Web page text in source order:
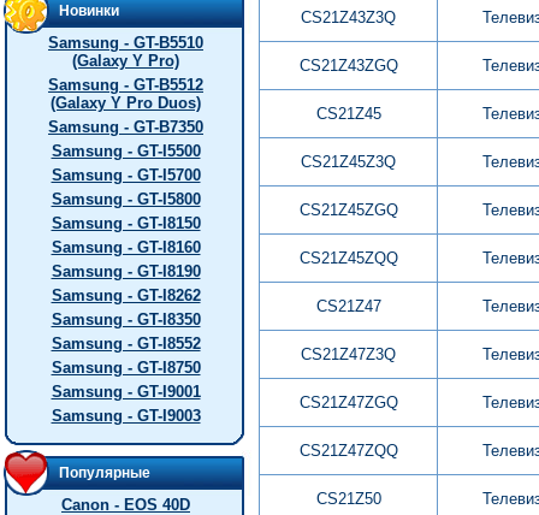
Новинки
Samsung - GT-B5510
(Galaxy Y Pro)
Samsung - GT-B5512
(Galaxy Y Pro Duos)
Samsung - GT-B7350
Samsung - GT-I5500
Samsung - GT-I5700
Samsung - GT-I5800
Samsung - GT-I8150
Samsung - GT-I8160
Samsung - GT-I8190
Samsung - GT-I8262
Samsung - GT-I8350
Samsung - GT-I8552
Samsung - GT-I8750
Samsung - GT-I9001
Samsung - GT-I9003
Популярные
Canon - EOS 40D
CS21Z43Z3Q
CS21Z43ZGQ
CS21Z45
CS21Z45Z3Q
CS21Z45ZGQ
CS21Z45ZQQ
CS21Z47
CS21Z47Z3Q
CS21Z47ZGQ
CS21Z47ZQQ
CS21Z50